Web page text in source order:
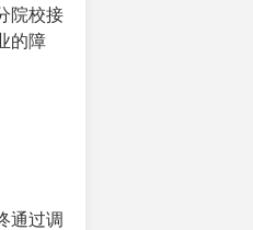
院校接
的障
通过调